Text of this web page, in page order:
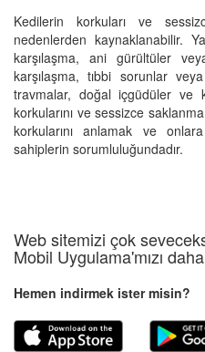
Kedilerin korkuları ve
nedenlerden kaynaklanabilir.
karşılaşma, ani gürültüler
karşılaşma, tıbbi sorunlar
travmalar, doğal içgüdüler ve
korkularını ve sessizce
korkularını anlamak ve
sahiplerin sorumluluğundadır.
Web sitemizi çok
Mobil Uygulama'mızı
Hemen indirmek ister misin?